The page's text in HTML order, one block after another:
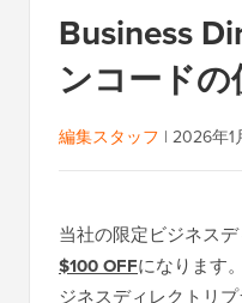
Business
ンコード
編集スタッフ | 2026年1
当社の限定ビジネス
$100 OFFになります
ジネスディレクトリ